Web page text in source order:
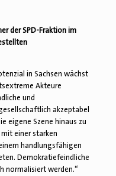
der SPD-Fraktion im
in Sachsen wächst
Akteure
und
akzeptabel
eigene Szene hinaus zu
einer starken
handlungsfähigen
Demokratiefeindliche
normalisiert werden.“